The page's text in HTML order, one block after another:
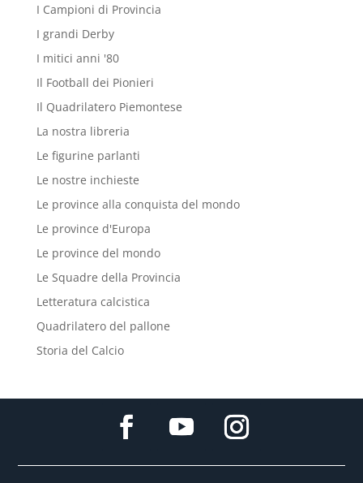
I Campioni di Provincia
I grandi Derby
I mitici anni '80
Il Football dei Pionieri
Il Quadrilatero Piemontese
La nostra libreria
Le figurine parlanti
Le nostre inchieste
Le province alla conquista del mondo
Le province d'Europa
Le province del mondo
Le Squadre della Provincia
Letteratura calcistica
Quadrilatero del pallone
Storia del Calcio